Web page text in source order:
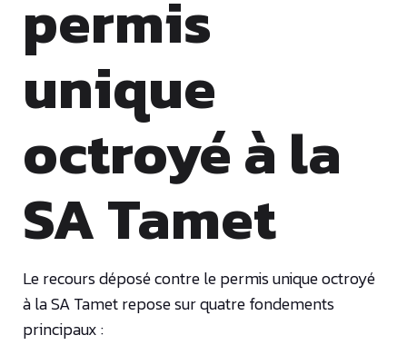
permis
unique
octroyé à la
SA Tamet
Le recours déposé contre le permis unique octroyé
à la SA Tamet repose sur quatre fondements
principaux :